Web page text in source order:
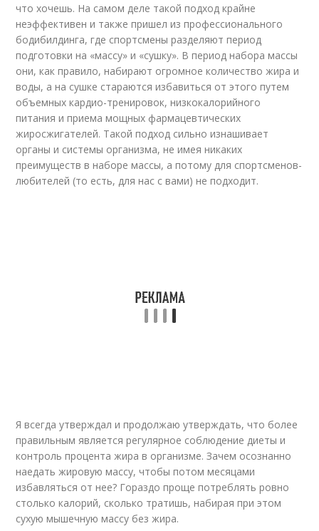
что хочешь. На самом деле такой подход крайне
неэффективен и также пришел из профессионального
бодибилдинга, где спортсмены разделяют период
подготовки на «массу» и «сушку». В период набора массы
они, как правило, набирают огромное количество жира и
воды, а на сушке стараются избавиться от этого путем
объемных кардио-тренировок, низкокалорийного
питания и приема мощных фармацевтических
жиросжигателей. Такой подход сильно изнашивает
органы и системы организма, не имея никаких
преимуществ в наборе массы, а потому для спортсменов-
любителей (то есть, для нас с вами) не подходит.
Я всегда утверждал и продолжаю утверждать, что более
правильным является регулярное соблюдение диеты и
контроль процента жира в организме. Зачем осознанно
наедать жировую массу, чтобы потом месяцами
избавляться от нее? Гораздо проще потреблять ровно
столько калорий, сколько тратишь, набирая при этом
сухую мышечную массу без жира.